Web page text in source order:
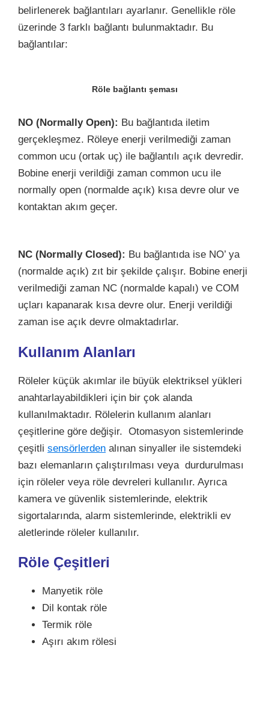
belirlenerek bağlantıları ayarlanır. Genellikle röle
üzerinde 3 farklı bağlantı bulunmaktadır. Bu
bağlantılar:
Röle bağlantı şeması
NO (Normally Open): Bu bağlantıda iletim
gerçekleşmez. Röleye enerji verilmediği zaman
common ucu (ortak uç) ile bağlantılı açık devredir.
Bobine enerji verildiği zaman common ucu ile
normally open (normalde açık) kısa devre olur ve
kontaktan akım geçer.
NC (Normally Closed): Bu bağlantıda ise NO’ ya
(normalde açık) zıt bir şekilde çalışır. Bobine enerji
verilmediği zaman NC (normalde kapalı) ve COM
uçları kapanarak kısa devre olur. Enerji verildiği
zaman ise açık devre olmaktadırlar.
Kullanım Alanları
Röleler küçük akımlar ile büyük elektriksel yükleri
anahtarlayabildikleri için bir çok alanda
kullanılmaktadır. Rölelerin kullanım alanları
çeşitlerine göre değişir. Otomasyon sistemlerinde
çeşitli sensörlerden alınan sinyaller ile sistemdeki
bazı elemanların çalıştırılması veya durdurulması
için röleler veya röle devreleri kullanılır. Ayrıca
kamera ve güvenlik sistemlerinde, elektrik
sigortalarında, alarm sistemlerinde, elektrikli ev
aletlerinde röleler kullanılır.
Röle Çeşitleri
Manyetik röle
Dil kontak röle
Termik röle
Aşırı akım rölesi